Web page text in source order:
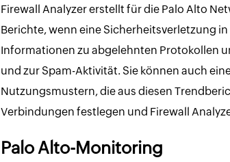
Firewall Analyzer erstellt für die Palo Alto
Berichte, wenn eine Sicherheitsverletzung
Informationen zu abgelehnten Protokollen
und zur Spam-Aktivität. Sie können auch
Nutzungsmustern, die aus diesen
Verbindungen festlegen und Firewall
Palo Alto-Monitoring